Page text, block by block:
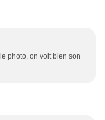
photo, on voit bien son